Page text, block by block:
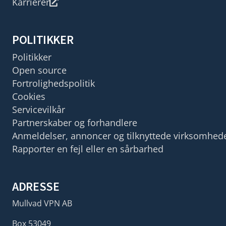
POLITIKKER
Politikker
Open source
Fortrolighedspolitik
Cookies
Servicevilkår
Partnerskaber og forhandlere
Anmeldelser, annoncer og tilknyttede
Rapporter en fejl eller en sårbarhed
ADRESSE
Mullvad VPN AB
Box 53049